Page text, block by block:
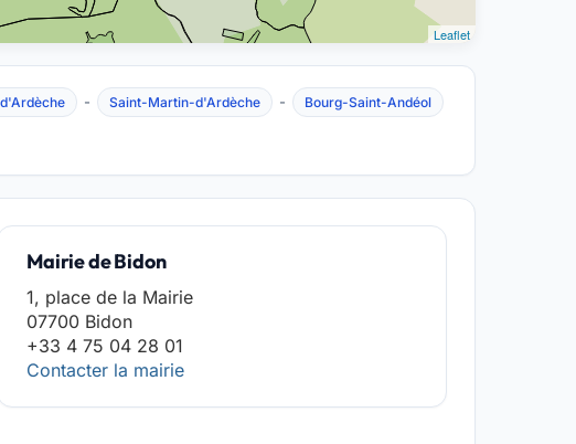
Leaflet
- Saint-Martin-d'Ardèche - Bourg-Saint-Andéol
Mairie de Bidon
1, place de la Mairie
07700 Bidon
+33 4 75 04 28 01
Contacter la mairie